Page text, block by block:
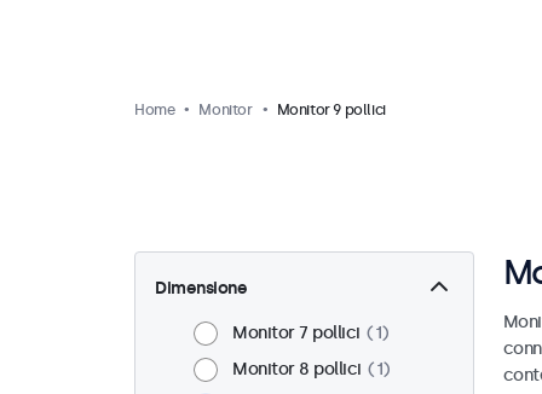
Home Monitor Monitor 9 pollici
Dimensione
Monitor 7 pollici
1
Monitor 8 pollici
1